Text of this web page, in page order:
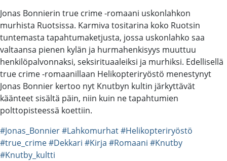
Jonas Bonnierin true crime -romaani uskonlahkon
murhista Ruotsissa. Karmiva tositarina koko Ruotsin
tuntemasta tapahtumaketjusta, jossa uskonlahko saa
valtaansa pienen kylän ja hurmahenkisyys muuttuu
henkilöpalvonnaksi, seksirituaaleiksi ja murhiksi. Edellisellä
true crime -romaanillaan Helikopteriryöstö menestynyt
Jonas Bonnier kertoo nyt Knutbyn kultin järkyttävät
käänteet sisältä päin, niin kuin ne tapahtumien
polttopisteessä koettiin.
#Jonas_Bonnier#Lahkomurhat#Helikopteriryöstö
#true_crime#Dekkari #Kirja #Romaani #Knutby
#Knutby_kultti